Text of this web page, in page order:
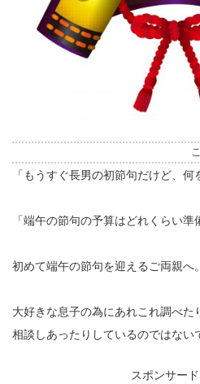
「もうすぐ長男の初節句だけど、何
「端午の節句の予算はどれくらい準
初めて端午の節句を迎えるご両親へ。
大好きな息子の為にあれこれ調べた
相談しあったりしているのではない
スポンサー